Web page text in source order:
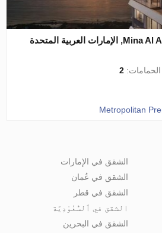
1 غرف نوم شقة في Mina Al Arab, الإمارات العربية المتحدة
الحمامات:2
Metropolitan
الشقق في الإمارات
الشقق في عُمان
الشقق في قطر
الشقق في ٱلسُّعُوْدِيَّة
الشقق في البحرين